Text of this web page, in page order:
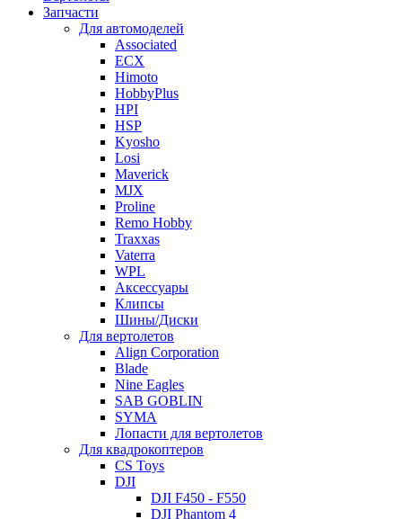
Запчасти
Для автомоделей
Associated
ECX
Himoto
HobbyPlus
HPI
HSP
Kyosho
Losi
Maverick
MJX
Proline
Remo Hobby
Traxxas
Vaterra
WPL
Аксессуары
Клипсы
Шины/Диски
Для вертолетов
Align Corporation
Blade
Nine Eagles
SAB GOBLIN
SYMA
Лопасти для вертолетов
Для квадрокоптеров
CS Toys
DJI
DJI F450 - F550
DJI Phantom 4